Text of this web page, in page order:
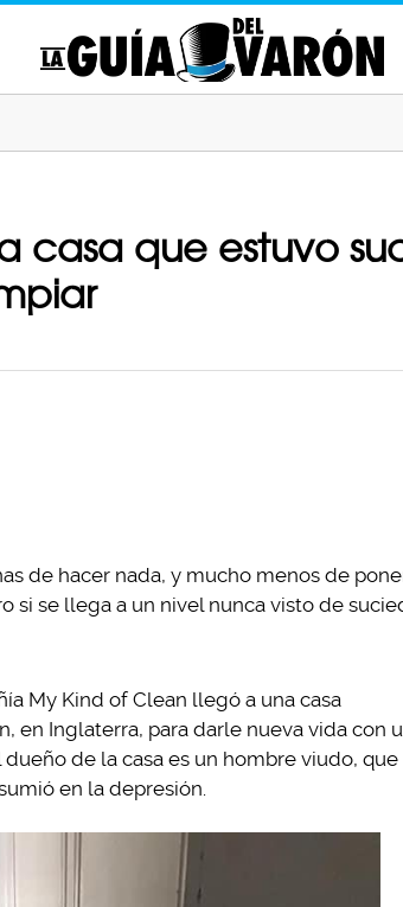
casa que estuvo
de hacer nada, y mucho menos de
si se llega a un nivel nunca visto de
My Kind of Clean llegó a una casa
en Inglaterra, para darle nueva vida con
de la casa es un hombre viudo,
en la depresión.